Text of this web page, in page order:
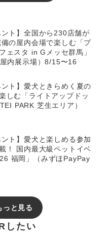
ント】全国から230店舗が
の屋内会場で楽しむ「プ
ェスタ in Gメッセ群馬」
内展示場）8/15〜16
ント】愛犬ときらめく夏の
しむ「ライトアップドッ
PARK 芝生エリア）
ント】愛犬と楽しめる参加
！ 国内最大級ペットイベ
福岡」（みずほPayPay
っと見る
したい